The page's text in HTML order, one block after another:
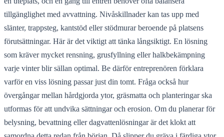
tillgänglighet med avvattning. Nivåskillnader kan tas upp med
slänter, trappsteg, kantstöd eller stödmurar beroende på platsens
förutsättningar. Här är det viktigt att tänka långsiktigt. En lösning
som kräver mycket rensning, grusfyllning eller halkbekämpning
varje vinter blir sällan optimal. Be därför entreprenören förklara
varför en viss lösning passar just din tomt. Fråga också hur
övergångar mellan hårdgjorda ytor, gräsmatta och planteringar ska
utformas för att undvika sättningar och erosion. Om du planerar för
belysning, bevattning eller dagvattenlösningar är det klokt att